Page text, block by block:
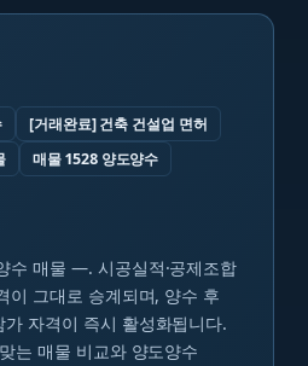
[거래완료] 건축 건설업 면허
매물 1528 양도양수
수 매물 —. 시공실적·공제조합
이 그대로 승계되며, 양수 후
자격이 즉시 활성화됩니다.
는 매물 비교와 양도양수